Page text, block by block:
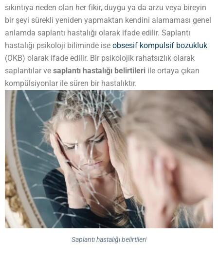
sıkıntıya neden olan her fikir, duygu ya da arzu veya bireyin
bir şeyi sürekli yeniden yapmaktan kendini alamaması genel
anlamda saplantı hastalığı olarak ifade edilir. Saplantı
hastalığı psikoloji biliminde ise obsesif kompulsif bozukluk
(OKB) olarak ifade edilir. Bir psikolojik rahatsızlık olarak
saplantılar ve saplantı hastalığı belirtileri ile ortaya çıkan
kompülsiyonlar ile süren bir hastalıktır.
Saplantı hastalığı belirtileri